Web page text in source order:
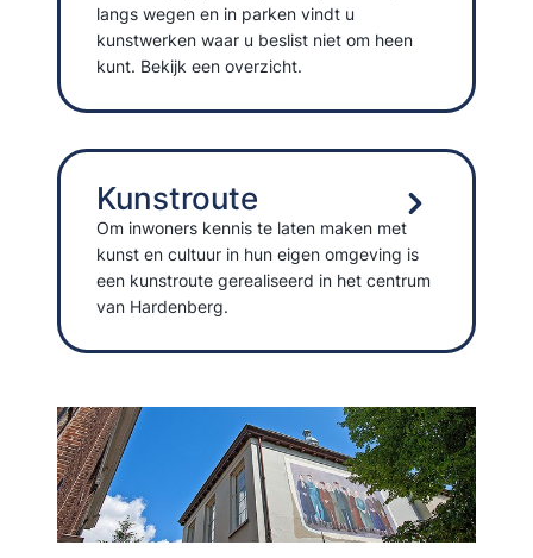
langs wegen en in parken vindt u
kunstwerken waar u beslist niet om heen
kunt. Bekijk een overzicht.
Kunstroute
Om inwoners kennis te laten maken met
kunst en cultuur in hun eigen omgeving is
een kunstroute gerealiseerd in het centrum
van Hardenberg.